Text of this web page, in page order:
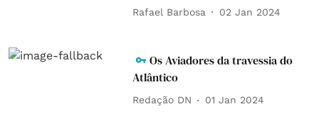
Rafael Barbosa 02 Jan 2024
Os Aviadores da travessia do
Atlântico
Redação DN 01 Jan 2024